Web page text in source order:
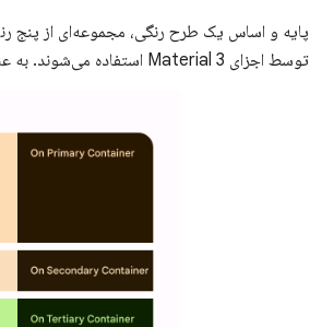
توسط اجزای Material 3 استفاده می‌شوند. به عنوان مثال، این طرح رنگی برای تم روشن برای